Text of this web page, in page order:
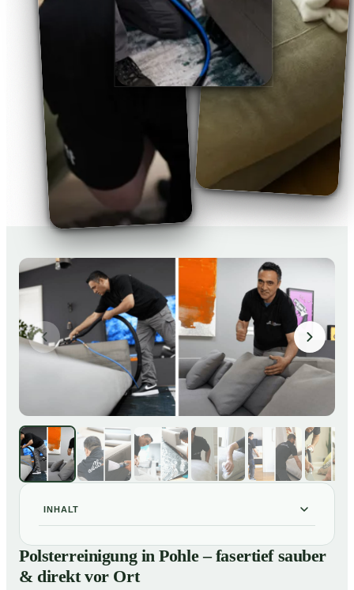
INHALT
Polsterreinigung in Pohle – fasertief sauber & direkt
vor Ort
Polsterreinigung in Pohle – fasertief sauber
& direkt vor Ort